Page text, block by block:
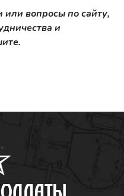
или вопросы по сайту,
и